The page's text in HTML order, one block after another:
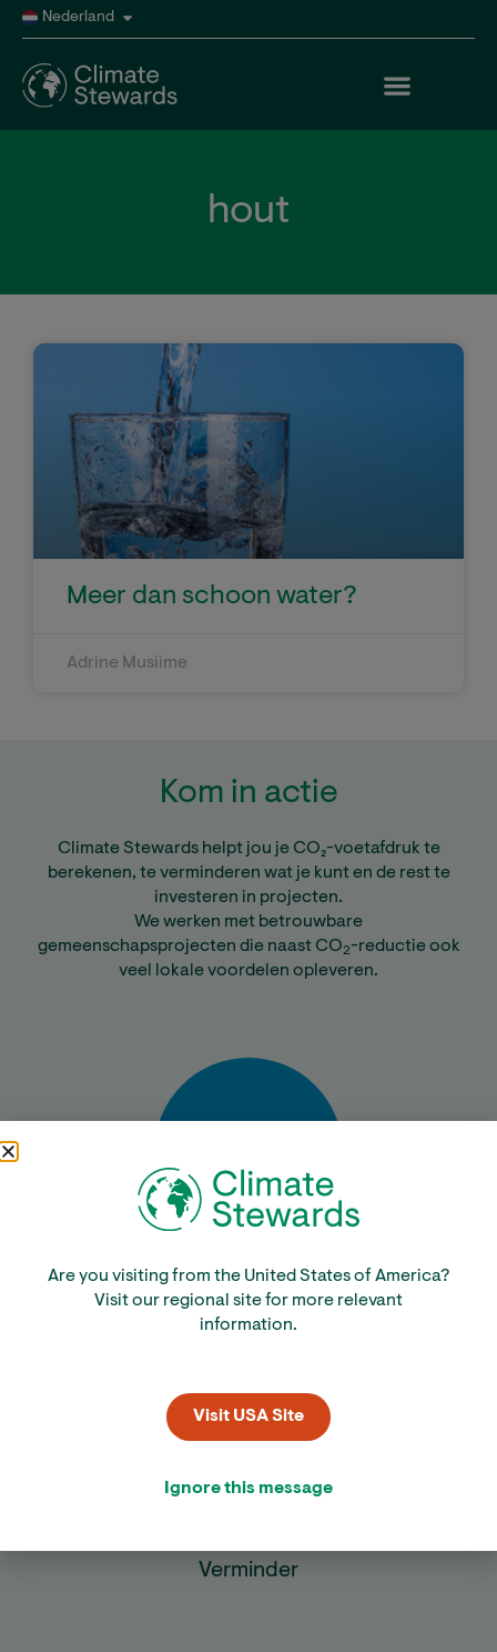
Nederland
hout
Meer dan schoon water?
Adrine Musiime
Kom in actie
Climate Stewards helpt jou je CO₂-voetafdruk te
berekenen, te verminderen wat je kunt en de rest te
investeren in projecten.
We werken met betrouwbare
gemeenschapsprojecten die naast CO2-reductie ook
veel lokale voordelen opleveren.
Bereken
Verminder
Are you visiting from the United States of America?
Visit our regional site for more relevant
information.
Visit USA Site
Ignore this message